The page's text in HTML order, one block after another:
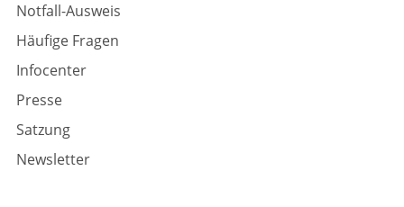
Notfall-Ausweis
Häufige Fragen
Infocenter
Presse
Satzung
Newsletter